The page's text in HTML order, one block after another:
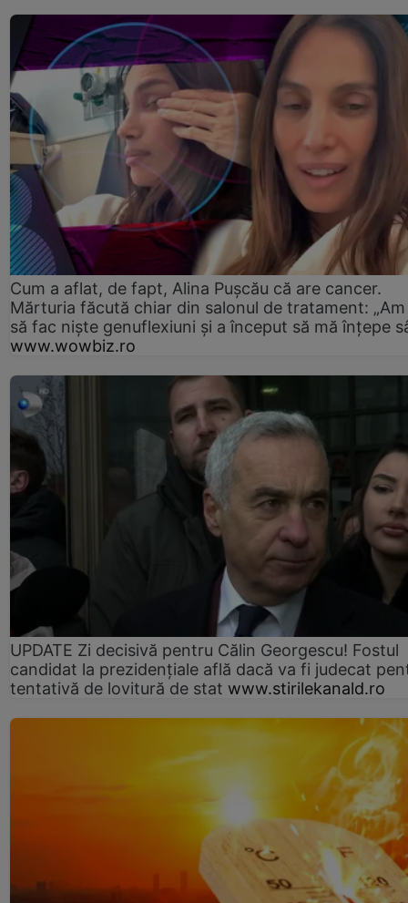
Cum a aflat, de fapt, Alina Pușcău că are cancer.
Mărturia făcută chiar din salonul de tratament:
să fac niște genuflexiuni și a început să mă înțepe
www.wowbiz.ro
UPDATE Zi decisivă pentru Călin Georgescu! Fostul
candidat la prezidențiale află dacă va fi judecat
tentativă de lovitură de stat www.stirilekanald.ro